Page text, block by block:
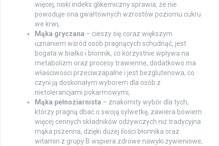
więcej, niski indeks glikemiczny sprawia, że nie
powoduje ona gwałtownych wzrostów poziomu cukru
we krwi,
Mąka gryczana – cieszy się coraz większym
uznaniem wśród osób pragnących schudnąć, jest
bogata w białko i błonnik, co korzystnie wpływa na
metabolizm oraz procesy trawienne, dodatkowo ma
właściwości przeciwzapalne i jest bezglutenowa, co
czyni ją doskonałym wyborem dla osób z
nietolerancjami pokarmowymi,
Mąka pełnoziarnista – znakomity wybór dla tych,
którzy pragną dbać o swoją sylwetkę, zawiera bowiem
więcej cennych składników odżywczych niż tradycyjna
mąka pszenna, dzięki dużej ilości błonnika oraz
witamin z grupy B wspiera zdrowe nawyki żywieniowe,